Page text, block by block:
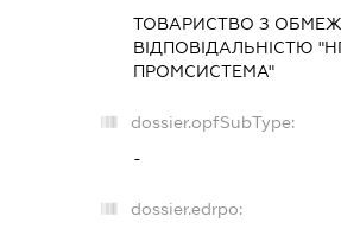
ТОВАРИСТВО З
ВІДПОВІДАЛЬНІСТЮ
ПРОМСИСТЕМА"
dossier.opfSubType:
-
dossier.edrpo: